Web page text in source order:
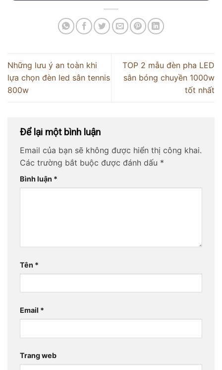
Những lưu ý an toàn khi
lựa chọn đèn led sân tennis
800w
TOP 2 mẫu đèn pha LED
sân bóng chuyền 1000w
tốt nhất
Để lại một bình luận
Email của bạn sẽ không được hiển thị công khai.
Các trường bắt buộc được đánh dấu *
Bình luận *
Tên *
Email *
Trang web